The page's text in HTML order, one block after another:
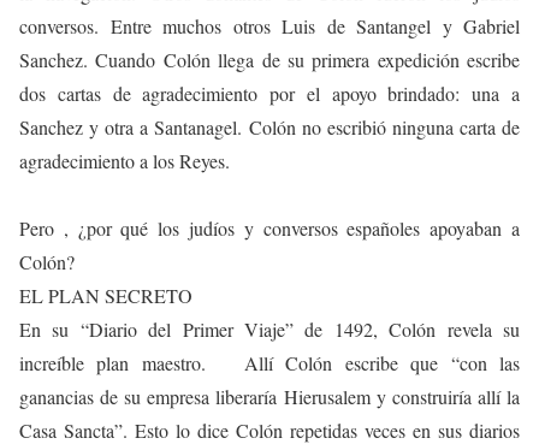
conversos. Entre muchos otros Luis de Santangel y Gabriel
Sanchez. Cuando Colón llega de su primera expedición escribe
dos cartas de agradecimiento por el apoyo brindado: una a
Sanchez y otra a Santanagel. Colón no escribió ninguna carta de
agradecimiento a los Reyes.
Pero , ¿por qué los judíos y conversos españoles apoyaban a
Colón?
EL PLAN SECRETO
En su “Diario del Primer Viaje” de 1492, Colón revela su
increíble plan maestro. Allí Colón escribe que “con las
ganancias de su empresa liberaría Hierusalem y construiría allí la
Casa Sancta”. Esto lo dice Colón repetidas veces en sus diarios